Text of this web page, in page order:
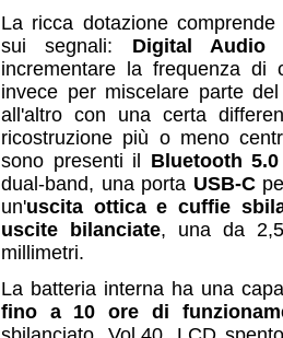
La ricca dotazione
sui segnali: Digital Audio
incrementare la frequenza
invece per miscelare parte
all'altro con una certa
ricostruzione più o meno
sono presenti il Bluetooth 5.0
dual-band, una porta USB-C
un'uscita ottica e cuffie
uscite bilanciate, una da
millimetri.
La batteria interna ha una
fino a 10 ore di